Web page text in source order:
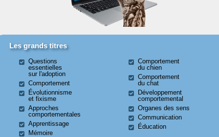
Les grands titres
Questions
essentielles
sur l'adoption
Comportement
Évolutionnisme
et fixisme
Approches
comportementales
Apprentissage
Mémoire
Comportement
du chien
Comportement
du chat
Développement
comportemental
Organes des sens
Communication
Éducation